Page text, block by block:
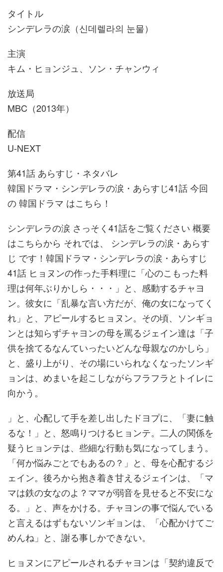
タイトル
シンデレラの涙（신데렐라의 눈물）
主演
キム・ヒョンジュ、ソン・チャンウィ
放送局
MBC（2013年）
配信
U-NEXT
第41話 あらすじ・ネタバレ
韓国ドラマ・シンデレラの涙・あらすじ41話 今回
の 韓国ドラマ はこちら！
シンデレラの涙 さっそく41話をご覧ください 概要
はこちらから それでは、 シンデレラの涙・あらす
じ です！韓国ドラマ・シンデレラの涙・あらすじ
41話 ヒョヌンの作った手料理に「心のこもった料
理は何年ぶりかしら・・・」と、感動するチャヨ
ン。彼女に「乱暴な言い方だが、俺の女になってく
れ」と、アピールするヒョヌン。その頃、ソンギョ
ンとは知らずチャヨンの母を罵るジェイン達は「子
供を捨てるなんていったいどんな母親なのかしら」
と、盛り上がり、その場にいられなくなったソンギ
ョンは、めまいを起こしながらフラフラとトイレに
向かう。
」と、心配して手を差し出したドヨプに、「妻に触
るな！」と、怒鳴りつけるヒョンテ。二人の関係を
疑うヒョンテは、些細な行動も気になってしまう。
「何か悩みごとでもあるの？」と、母を心配するジ
ェイン。後ろから抱き着き甘えるジェインは、「マ
マは鉄の女なのよ？ママが弱音を見せると不安にな
る。」と、声をかける。チャヨンの事で悩んでいる
と言えるはずもないソンギョンは、「心配かけてご
めんね」と、謝る事しかできない。
ヒョヌンにアピールされるチャヨンは「契約違反で